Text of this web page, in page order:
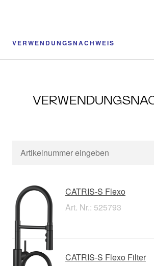
VERWENDUNGSNACHWEIS
CATRIS-S Flexo
Art. Nr.: 525793
CATRIS-S Flexo Filter